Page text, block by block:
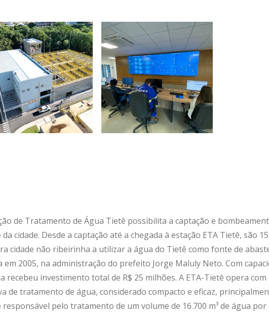
de Tratamento de Água Tietê possibilita a captação e
cidade. Desde a captação até a chegada à estação ETA Tietê, são
cidade não ribeirinha a utilizar a água do Tietê como fonte de
2005, na administração do prefeito Jorge Maluly Neto. Com
recebeu investimento total de R$ 25 milhões. A ETA-Tietê opera com
de tratamento de água, considerado compacto e eficaz,
pelo tratamento de um volume de 16.700 m³ de água por